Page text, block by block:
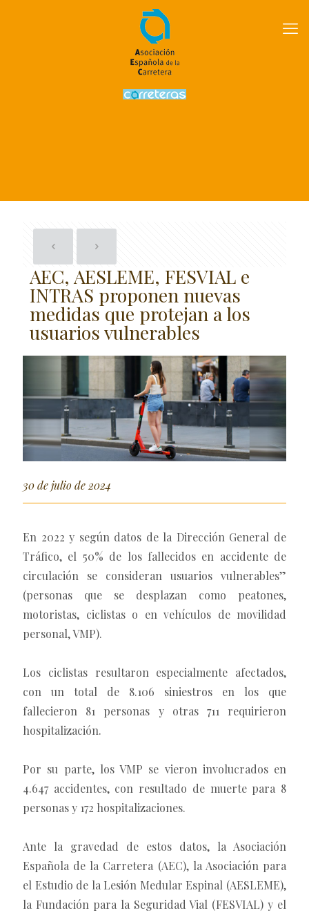
AEC, AESLEME, FESVIAL e
INTRAS proponen nuevas
medidas que protejan a los
usuarios vulnerables
30 de julio de 2024
En 2022 y según datos de la Dirección General de
Tráfico, el 50% de los fallecidos en accidente de
circulación se consideran usuarios vulnerables”
(personas que se desplazan como peatones,
motoristas, ciclistas o en vehículos de movilidad
personal, VMP).
Los ciclistas resultaron especialmente afectados,
con un total de 8.106 siniestros en los que
fallecieron 81 personas y otras 711 requirieron
hospitalización.
Por su parte, los VMP se vieron involucrados en
4.647 accidentes, con resultado de muerte para 8
personas y 172 hospitalizaciones.
Ante la gravedad de estos datos, la Asociación
Española de la Carretera (AEC), la Asociación para
el Estudio de la Lesión Medular Espinal (AESLEME),
la Fundación para la Seguridad Vial (FESVIAL) y el